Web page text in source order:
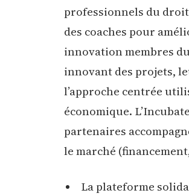
professionnels du
des coaches pour
innovation membres
innovant des projets,
l’approche centrée
économique.
partenaires
le marché
La plateforme